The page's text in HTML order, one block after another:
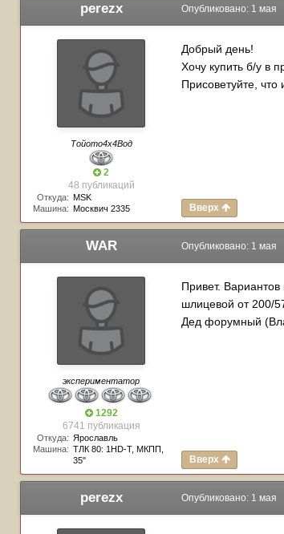
perezx
Тойото4х4Вод
2
48 публикаций
Откуда: MSK
Машина: Москвич 2335
Опубликовано: 1 мая
Добрый день!
Хочу купить б/у в
Присоветуйте,
Вверх
WAR
экспериментатор
1292
6741 публикация
Откуда: Ярославль
Машина: TЛК 80: 1HD-T, МКПП,
35"
Опубликовано: 1 мая
Привет.
шлицевой от 200/
Дед форумный
Вверх
perezx Опубликовано: 1 мая